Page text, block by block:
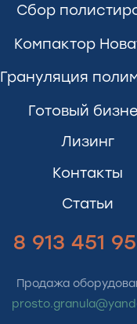
Готовый
Компактор
Сбор
Контакты
8 913 451
Грануляция
Статьи
Лизинг
Продажа